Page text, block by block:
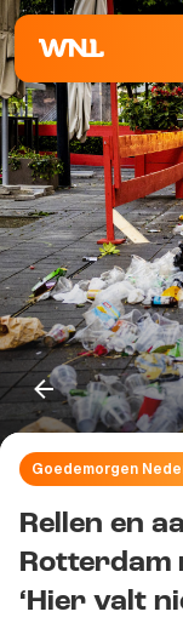
Goedemorgen
Rellen en
Rotterdam
‘Hier valt